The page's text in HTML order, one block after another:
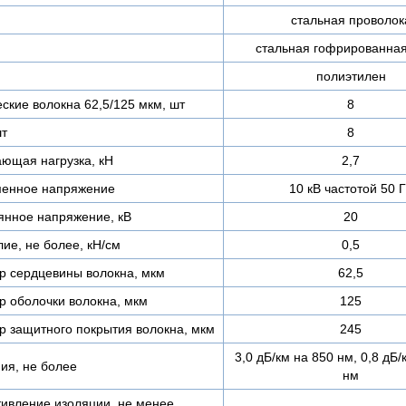
стальная
стальная
полиэтилен
волокна 62,5/125 мкм, шт
8
8
нагрузка, кН
2,7
напряжение
10 кВ частотой 50
напряжение, кВ
20
не более, кН/см
0,5
сердцевины волокна, мкм
62,5
оболочки волокна, мкм
125
покрытия волокна, мкм
245
не более
3,0 дБ/км на 850 нм, 0,8 дБ/
нм